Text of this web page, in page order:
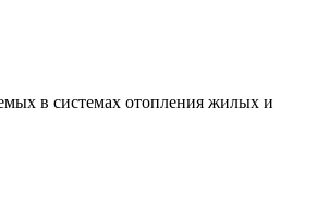
в системах отопления жилых и